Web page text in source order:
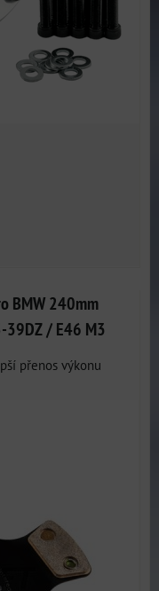
BMW 240mm
39DZ / E46 M3
přenos výkonu